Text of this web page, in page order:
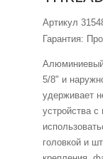
Артикул
Гарантия:
5/8" и
удерживает
устройства
головкой и